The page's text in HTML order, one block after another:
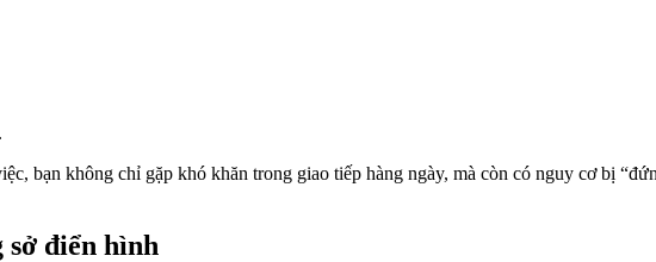
bạn không chỉ gặp khó khăn trong giao tiếp hàng ngày, mà còn có nguy cơ bị
sở điển hình